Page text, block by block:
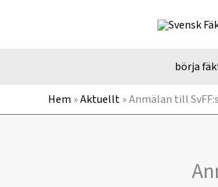
börja
Hem »Aktuellt»Anmälan till